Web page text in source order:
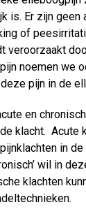
is. Er zijn
of
veroorzaakt
noemen we
pijn in de
en
klacht.
in
wil in
klachten